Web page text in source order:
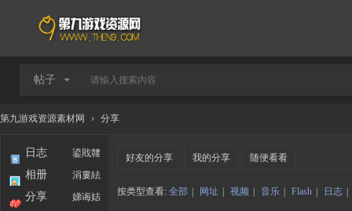
帖子
第九游戏资源素材网 › 分享
鍙戝竷
日志
涓婁紶
相册
娣诲姞
分享
好友的分享 我的分享 随便看看
按类型查看: 全部 网址 视频 音乐 Flash 日志